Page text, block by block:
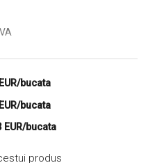
bucata
bucata
EUR/bucata
produs